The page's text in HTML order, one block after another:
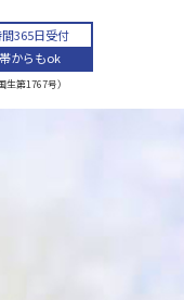
365日受付
からもok
第1767号）